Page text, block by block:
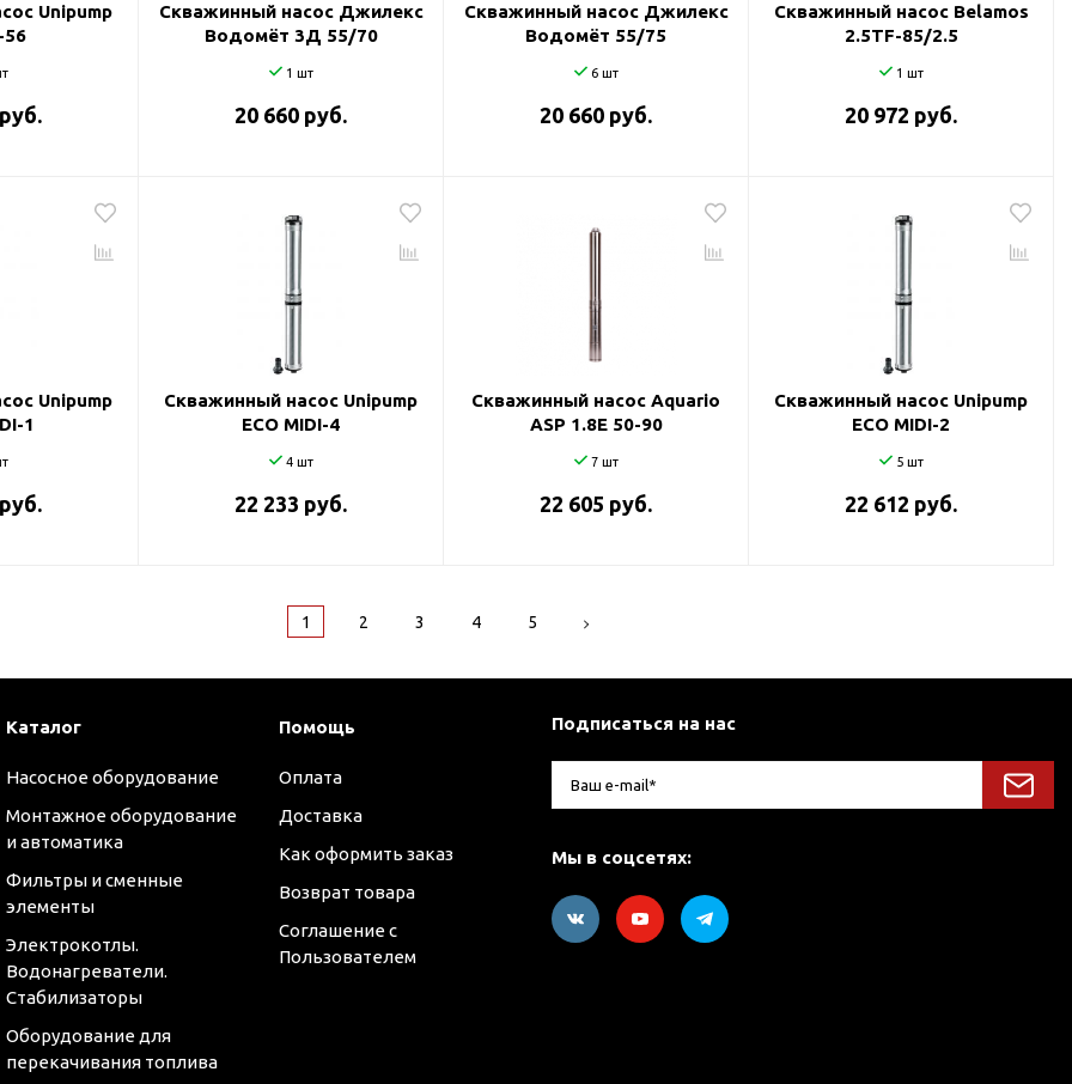
Unipump
56
Скважинный насос Джилекс
Водомёт 3Д 55/70
1 шт
20 660 руб.
Скважинный насос Джилекс
Водомёт 55/75
6 шт
20 660 руб.
Скважинный насос Belamos
2.5TF-85/2.5
1 шт
20 972 руб.
Unipump
1
Скважинный насос Unipump
ECO MIDI-4
4 шт
22 233 руб.
Скважинный насос Aquario
ASP 1.8Е 50-90
7 шт
22 605 руб.
Скважинный насос Unipump
ECO MIDI-2
5 шт
22 612 руб.
1 2 3 4 5
Каталог
Насосное оборудование
Монтажное оборудование
и автоматика
Фильтры и сменные
элементы
Электрокотлы.
Водонагреватели.
Стабилизаторы
Оборудование для
перекачивания топлива
Помощь
Оплата
Доставка
Как оформить заказ
Возврат товара
Соглашение с
Пользователем
Подписаться на нас
Мы в соцсетях: